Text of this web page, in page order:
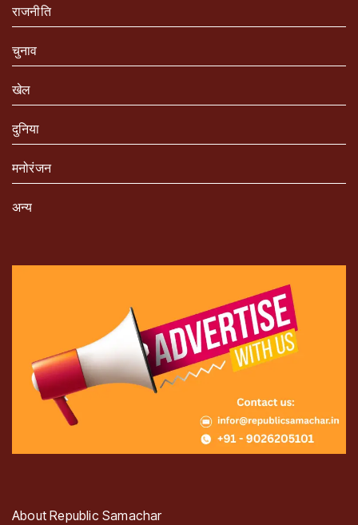
राजनीति
चुनाव
खेल
दुनिया
मनोरंजन
अन्य
About Republic Samachar